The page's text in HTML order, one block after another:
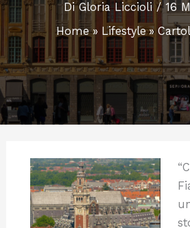
DiGloria Liccioli /16
Home
Lifestyle
“C